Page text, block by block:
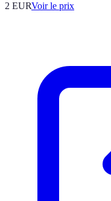
2 EURVoir le prix